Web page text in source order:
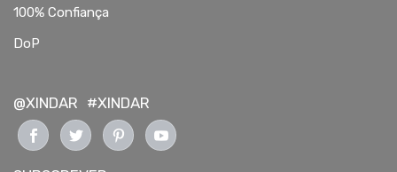
100% Confiança
DoP
@XINDAR #XINDAR